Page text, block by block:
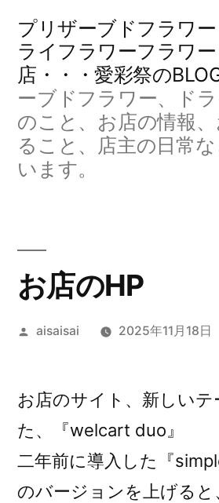
プリザーブドフラワ
ライフラワーフラワ
店・・・愛彩祭の
ーブドフラワー、ド
のこと、お店の情報
ること、店主の日常
います。
お店のHP
投
aisaisai 2025年11月18日
お店のサイト、新しいテ
た、『welcart duo』
二年前に導入した『
のバージョンを上げると